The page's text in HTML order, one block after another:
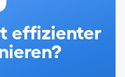
effizienter